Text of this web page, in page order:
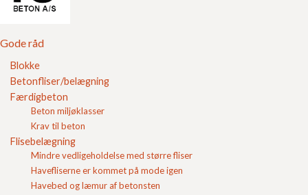
Gode råd
Blokke
Betonfliser/belægning
Færdigbeton
Beton miljøklasser
Krav til beton
Flisebelægning
Mindre vedligeholdelse med større fliser
Havefliserne er kommet på mode igen
Havebed og læmur af betonsten
Gør det selv
Kvalitetssikring
Brochurer
Referencer
Om FC
Kontakt
Privatvej
Belægning til både mindre og større private veje kan
købes hos FC Beton. Ved flere boligområder bliver
villavejenprivatiseret, så det er hustandende ved vejen
der skal sørge for anlæg og vedligeholdelse.
HosFC Betonproducerer vi belægningssten i